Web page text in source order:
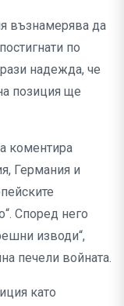
възнамерява да
по
надежда, че
позиция ще
коментира
Германия и
Според него
изводи“,
печели войната.
като